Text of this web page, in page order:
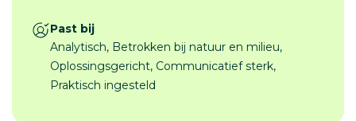
Past bij
Analytisch, Betrokken bij natuur en milieu,
Oplossingsgericht, Communicatief sterk,
Praktisch ingesteld